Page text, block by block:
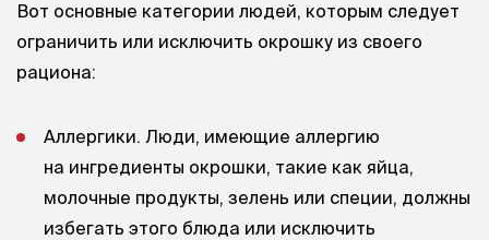
Вот основные категории людей, которым следует
ограничить или исключить окрошку из своего
рациона:
Аллергики. Люди, имеющие аллергию
на ингредиенты окрошки, такие как яйца,
молочные продукты, зелень или специи, должны
избегать этого блюда или исключить